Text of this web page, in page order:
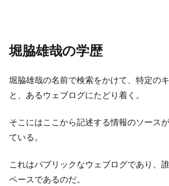
堀脇雄哉の学歴
堀脇雄哉の名前で検索をかけて、特定の
と、あるウェブログにたどり着く。
そこにはここから記述する情報のソース
ている。
これはパブリックなウェブログであり、
ペースであるのだ。